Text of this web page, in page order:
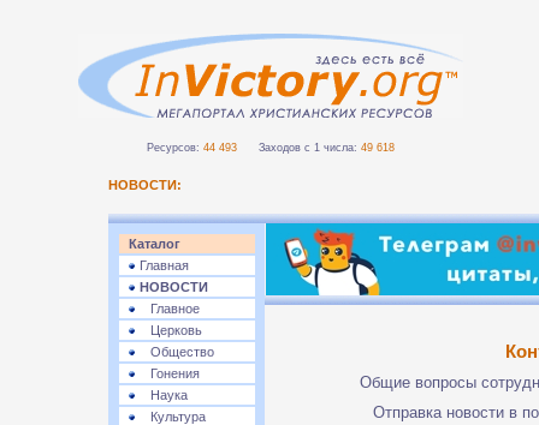
Ресурсов: 44 493 Заходов с 1 числа: 49 618
НОВОСТИ:
Каталог
Главная
НОВОСТИ
Главное
Церковь
Общество
Гонения
Наука
Культура
Общие вопросы
Отправка новости в